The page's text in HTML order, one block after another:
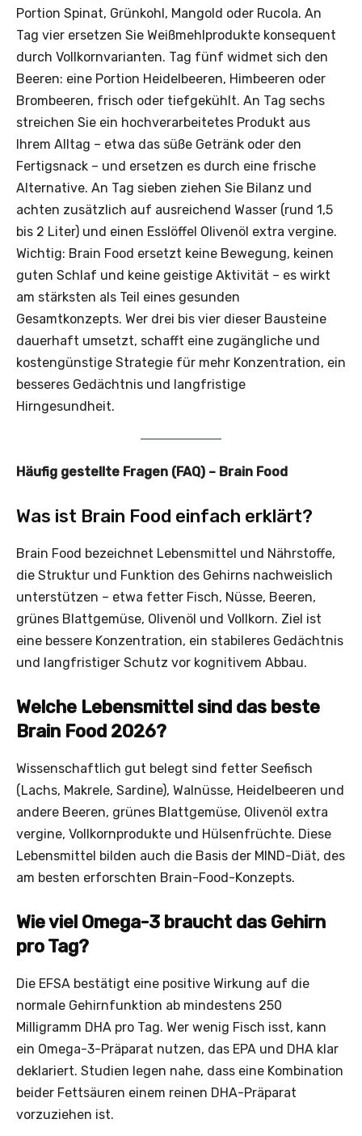
Portion Spinat, Grünkohl, Mangold oder Rucola. An
Tag vier ersetzen Sie Weißmehlprodukte konsequent
durch Vollkornvarianten. Tag fünf widmet sich den
Beeren: eine Portion Heidelbeeren, Himbeeren oder
Brombeeren, frisch oder tiefgekühlt. An Tag sechs
streichen Sie ein hochverarbeitetes Produkt aus
Ihrem Alltag – etwa das süße Getränk oder den
Fertigsnack – und ersetzen es durch eine frische
Alternative. An Tag sieben ziehen Sie Bilanz und
achten zusätzlich auf ausreichend Wasser (rund 1,5
bis 2 Liter) und einen Esslöffel Olivenöl extra vergine.
Wichtig: Brain Food ersetzt keine Bewegung, keinen
guten Schlaf und keine geistige Aktivität – es wirkt
am stärksten als Teil eines gesunden
Gesamtkonzepts. Wer drei bis vier dieser Bausteine
dauerhaft umsetzt, schafft eine zugängliche und
kostengünstige Strategie für mehr Konzentration, ein
besseres Gedächtnis und langfristige
Hirngesundheit.
Häufig gestellte Fragen (FAQ) – Brain Food
Was ist Brain Food einfach erklärt?
Brain Food bezeichnet Lebensmittel und Nährstoffe,
die Struktur und Funktion des Gehirns nachweislich
unterstützen – etwa fetter Fisch, Nüsse, Beeren,
grünes Blattgemüse, Olivenöl und Vollkorn. Ziel ist
eine bessere Konzentration, ein stabileres Gedächtnis
und langfristiger Schutz vor kognitivem Abbau.
Welche Lebensmittel sind das beste
Brain Food 2026?
Wissenschaftlich gut belegt sind fetter Seefisch
(Lachs, Makrele, Sardine), Walnüsse, Heidelbeeren und
andere Beeren, grünes Blattgemüse, Olivenöl extra
vergine, Vollkornprodukte und Hülsenfrüchte. Diese
Lebensmittel bilden auch die Basis der MIND-Diät, des
am besten erforschten Brain-Food-Konzepts.
Wie viel Omega-3 braucht das Gehirn
pro Tag?
Die EFSA bestätigt eine positive Wirkung auf die
normale Gehirnfunktion ab mindestens 250
Milligramm DHA pro Tag. Wer wenig Fisch isst, kann
ein Omega-3-Präparat nutzen, das EPA und DHA klar
deklariert. Studien legen nahe, dass eine Kombination
beider Fettsäuren einem reinen DHA-Präparat
vorzuziehen ist.